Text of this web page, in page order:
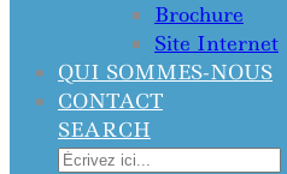
Brochure
Site Internet
QUI SOMMES-NOUS
CONTACT
SEARCH